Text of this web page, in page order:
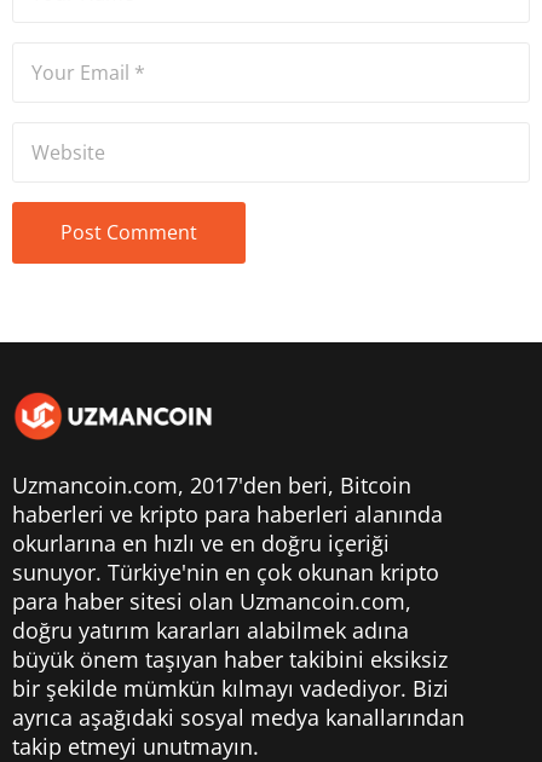
Uzmancoin.com, 2017'den beri, Bitcoin
haberleri ve kripto para haberleri alanında
okurlarına en hızlı ve en doğru içeriği
sunuyor. Türkiye'nin en çok okunan kripto
para haber sitesi olan Uzmancoin.com,
doğru yatırım kararları alabilmek adına
büyük önem taşıyan haber takibini eksiksiz
bir şekilde mümkün kılmayı vadediyor. Bizi
ayrıca aşağıdaki sosyal medya kanallarından
takip etmeyi unutmayın.